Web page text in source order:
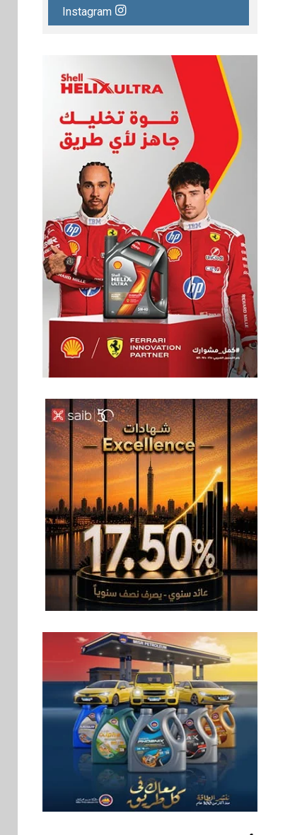
Instagram
6
اخبار
غرفة القاهرة تنظم
ندوة إلكترونية لدعم
الصادرات وتحقيق
مستهدفات رؤية مصر
2030
7 بنوك
بنك مصر يشارك في
فعالية اليوم العالمي
للشباب ويقدم العديد
من العروض المجانية
بنوك
جاهزية المشروعات
الصغيرة والمتوسطة
للنمو والتوسع
9
اخبار
فيكسد مصر و”حلول”
تتشاركان في تطوير
أول منصة للسياحة
الصحية في مصر
والشرق الأوسط
وأفريقيا Tour4Cure